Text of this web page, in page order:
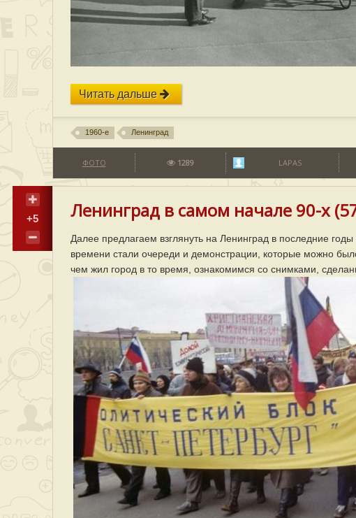
Читать дальше
1960-е Ленинград
ФОТО 1289 LAPAS
+5 Ленинград в самом начале 90-х
Далее предлагаем взглянуть на Ленинград в последние
времени стали очереди и демонстрации, которые можно
чем жил город в то время, ознакомимся со снимками,